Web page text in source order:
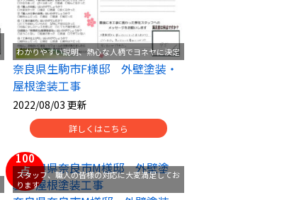
わかりやすい説明、熱心な人柄でヨネヤに決定
奈良県生駒市F様邸 外壁塗装・
屋根塗装工事
2022/08/03 更新
詳しくはこちら
100
点
スタッフ、職人の皆様の対応に大変満足してお
ります